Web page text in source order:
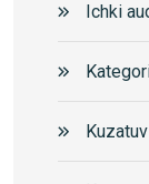
Ichki